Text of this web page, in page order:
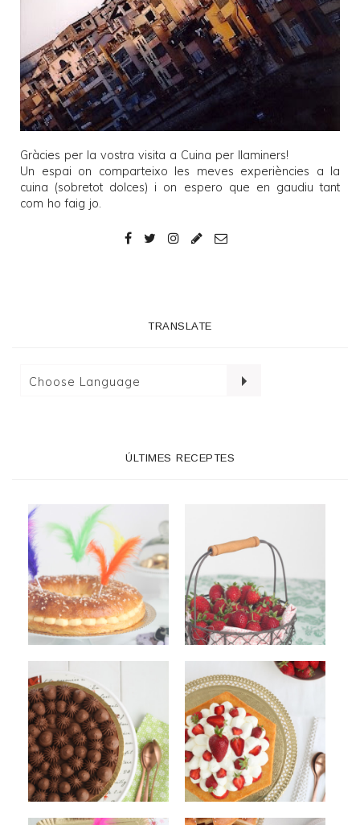
Gràcies per la vostra visita a Cuina per llaminers!
Un espai on comparteixo les meves experiències a la
cuina (sobretot dolces) i on espero que en gaudiu tant
com ho faig jo.
TRANSLATE
ÚLTIMES RECEPTES